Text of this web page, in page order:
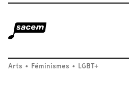
Arts • Féminismes • LGBT+